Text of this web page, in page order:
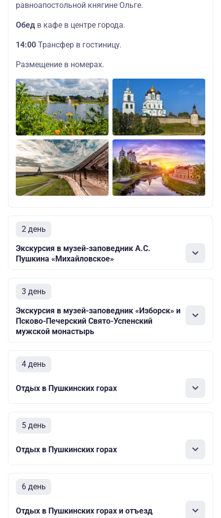
равноапостольной княгине Ольге.
Обед в кафе в центре города.
14:00 Трансфер в гостиницу.
Размещение в номерах.
2 день
Экскурсия в музей-заповедник А.С.
Пушкина «Михайловское»
3 день
Экскурсия в музей-заповедник «Изборск» и
Псково-Печерский Свято-Успенский
мужской монастырь
4 день
Отдых в Пушкинских горах
5 день
Отдых в Пушкинских горах
6 день
Отдых в Пушкинских горах и отъезд